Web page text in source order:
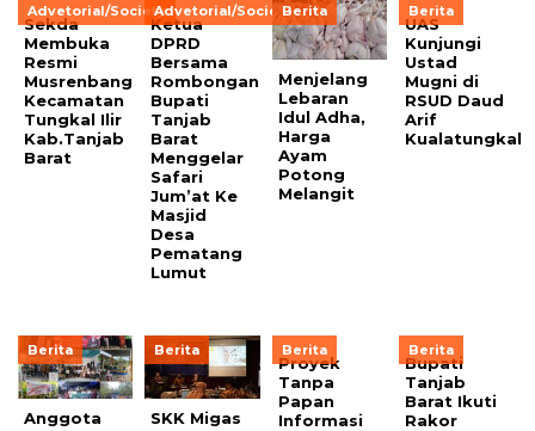
Advetorial/Society
Sekda
Membuka
Resmi
Musrenbang
Kecamatan
Tungkal Ilir
Kab.Tanjab
Barat
Advetorial/Society
Ketua
DPRD
Bersama
Rombongan
Bupati
Tanjab
Barat
Menggelar
Safari
Jum’at Ke
Masjid
Desa
Pematang
Lumut
Berita
Menjelang
Lebaran
Idul Adha,
Harga
Ayam
Potong
Melangit
Berita
UAS
Kunjungi
Ustad
Mugni di
RSUD Daud
Arif
Kualatungkal
Berita
Anggota
Berita
SKK Migas
Berita
Proyek
Tanpa
Papan
Informasi
Berita
Bupati
Tanjab
Barat Ikuti
Rakor